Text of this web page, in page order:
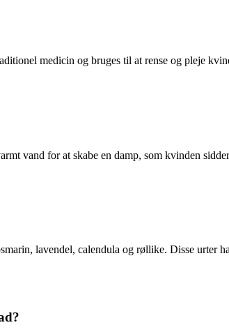
medicin og bruges til at rense og pleje
vand for at skabe en damp, som kvinden
lavendel, calendula og røllike. Disse urter